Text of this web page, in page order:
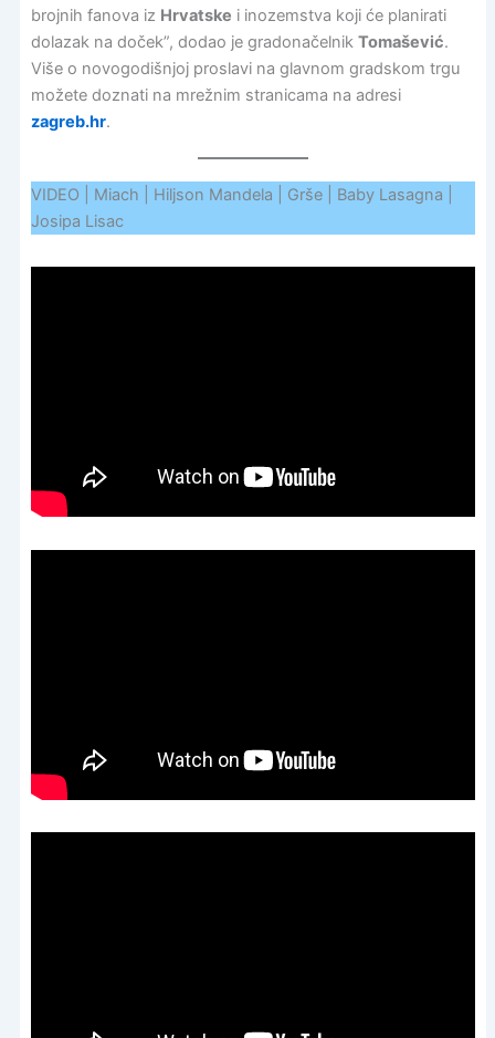
brojnih fanova iz Hrvatske i inozemstva koji će planirati
dolazak na doček”, dodao je gradonačelnik Tomašević.
Više o novogodišnjoj proslavi na glavnom gradskom trgu
možete doznati na mrežnim stranicama na adresi
zagreb.hr.
VIDEO | Miach | Hiljson Mandela | Grše | Baby Lasagna |
Josipa Lisac